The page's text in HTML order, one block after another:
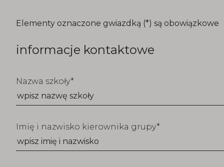
T_FORM_EDUCATION_TITLE
Elementy oznaczone gwiazdką (*) są obowiązkowe
informacje kontaktowe
Nazwa szkoły
Imię i nazwisko kierownika grupy